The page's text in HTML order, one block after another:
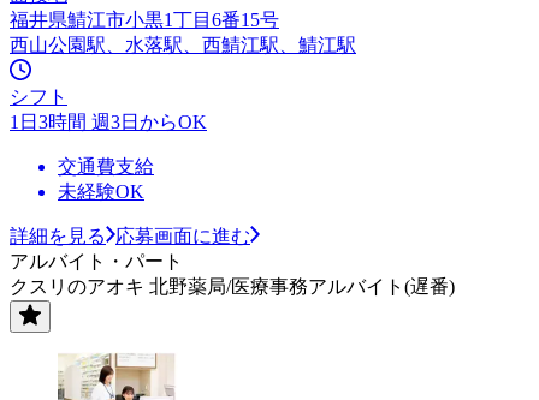
福井県鯖江市小黒1丁目6番15号
西山公園駅、水落駅、西鯖江駅、鯖江駅
シフト
1日3時間 週3日からOK
交通費支給
未経験OK
詳細を見る
応募画面に進む
アルバイト・パート
クスリのアオキ 北野薬局/医療事務アルバイト(遅番)